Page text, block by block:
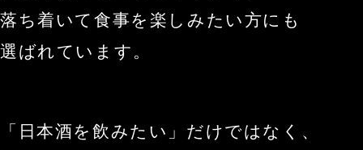
落ち着いて食事を楽しみたい方にも
選ばれています。
「日本酒を飲みたい」だけではなく、